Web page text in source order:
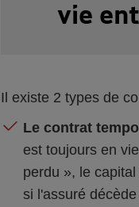
vie
Il existe 2 types de
Le contrat
est toujours en
perdu », le
si l'assuré